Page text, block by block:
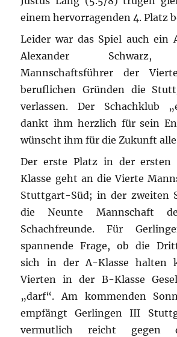
einem hervorragenden 4. Platz
Leider war das Spiel auch ein
Alexander Schwarz,
Mannschaftsführer der
beruflichen Gründen die
verlassen. Der Schachklub
dankt ihm herzlich für sein
wünscht ihm für die Zukunft
Der erste Platz in der
Klasse geht an die Vierte
Stuttgart-Süd; in der zweiten
die Neunte Mannschaft
Schachfreunde. Für
spannende Frage, ob die
sich in der A-Klasse halten
Vierten in der B-Klasse
„darf“. Am kommenden
empfängt Gerlingen III
vermutlich reicht gegen